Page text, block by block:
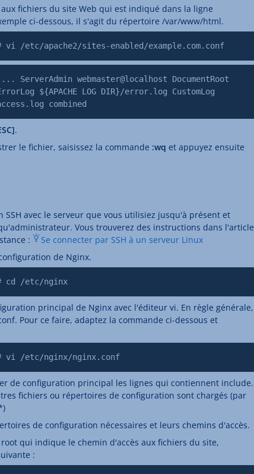
fichiers du site Web qui est indiqué dans la ligne
ci-dessous, il s'agit du répertoire /var/www/html.
vi /etc/apache2/sites-enabled/example.com.conf
ServerAdmin webmaster@localhost DocumentRoot
${APACHE LOG DIR}/error.log CustomLog
combined
.
le fichier, saisissez la commande :wq et appuyez ensuite
SSH avec le serveur que vous utilisiez jusqu'à présent et
Vous trouverez des instructions dans l'article
:
Se connecter par SSH à un serveur Linux
de Nginx.
cd /etc/nginx
principal de Nginx avec l'éditeur vi. En règle générale,
Pour ce faire, adaptez la commande ci-dessous et
vi /etc/nginx/nginx.conf
de configuration principal les lignes qui contiennent include.
fichiers ou répertoires de configuration sont chargés (par
de configuration nécessaires et leurs chemins d'accès.
qui indique le chemin d'accès aux fichiers du site,
: